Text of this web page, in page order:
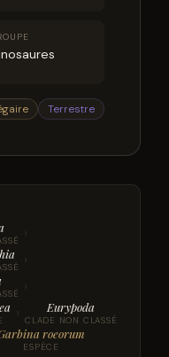
Terrestre
›
›
›
› Eurypoda
CLADE NON CLASSÉ
roeorum
ESPÈCE